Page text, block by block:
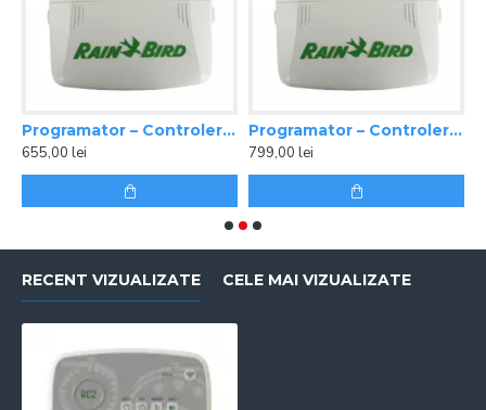
Programator – Controler ESP-TM2 6 Zone interior Rain Bird
655,00 lei
Programator – Controler ESP-TM2 8 Zone interior Rain Bird
799,00 lei
RECENT VIZUALIZATE CELE MAI VIZUALIZATE